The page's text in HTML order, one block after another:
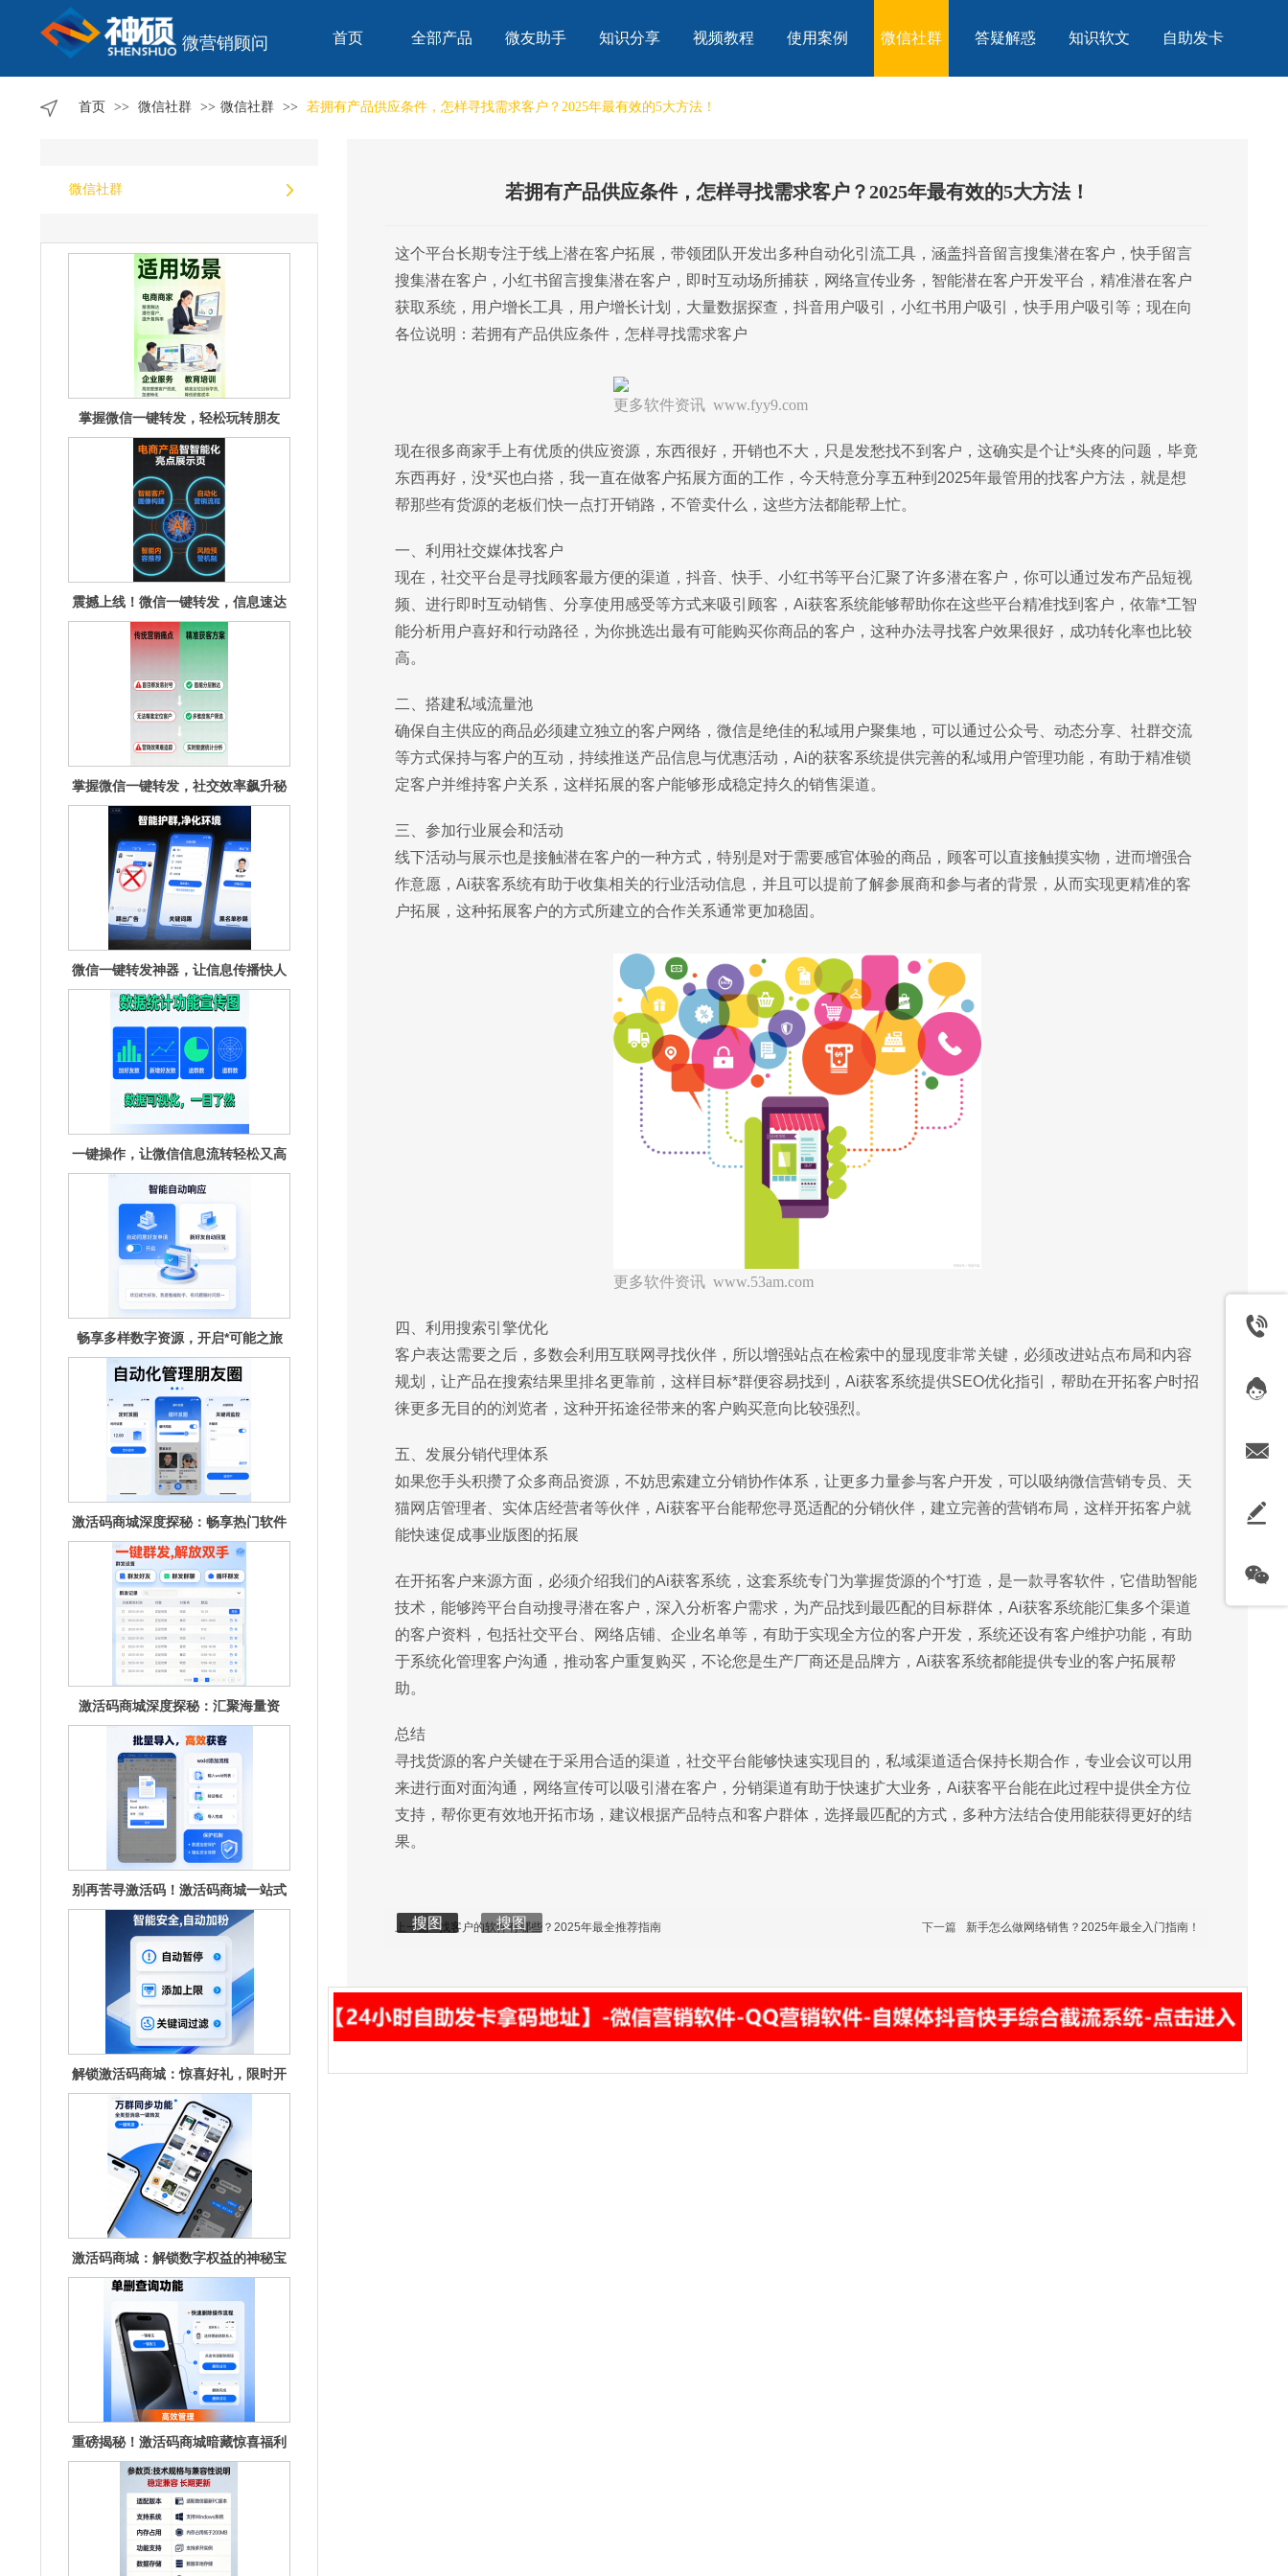
微营销顾问 首页 全部产品 微友助手 知识分享 视频教程 使用案例 微信社群 答疑解惑 知识软文 自助发卡
首页 >> 微信社群 >> 微信社群 >> 若拥有产品供应条件，怎样寻找需求客户？2025年最有效的5大方法！
微信社群
不可思议！微信一键转发的隐藏功能
掌握微信一键转发，轻松玩转朋友
圈！
震撼上线！微信一键转发，信息速达
无延迟！
掌握微信一键转发，社交效率飙升秘
籍揭秘
微信一键转发神器，让信息传播快人
一步！
一键操作，让微信信息流转轻松又高
效
畅享多样数字资源，开启*可能之旅
激活码商城深度探秘：畅享热门软件
的秘钥宝
激活码商城深度探秘：汇聚海量资
源，畅享无
别再苦寻激活码！激活码商城一站式
满足你的
解锁激活码商城：惊喜好礼，限时开
抢！
激活码商城：解锁数字权益的神秘宝
库
重磅揭秘！激活码商城暗藏惊喜福利
待你解锁
若拥有产品供应条件，怎样寻找需求客户？2025年最有效的5大方法！
这个平台长期专注于线上潜在客户拓展，带领团队开发出多种自动化引流工具，涵盖抖音留言搜集潜在客户，快手留言
搜集潜在客户，小红书留言搜集潜在客户，即时互动场所捕获，网络宣传业务，智能潜在客户开发平台，精准潜在客户
获取系统，用户增长工具，用户增长计划，大量数据探查，抖音用户吸引，小红书用户吸引，快手用户吸引等；现在向
各位说明：若拥有产品供应条件，怎样寻找需求客户
编辑 搜图
更多软件资讯 www.fyy9.com
现在很多商家手上有优质的供应资源，东西很好，开销也不大，只是发愁找不到客户，这确实是个让*头疼的问题，毕竟
东西再好，没*买也白搭，我一直在做客户拓展方面的工作，今天特意分享五种到2025年最管用的找客户方法，就是想
帮那些有货源的老板们快一点打开销路，不管卖什么，这些方法都能帮上忙。
一、利用社交媒体找客户
现在，社交平台是寻找顾客最方便的渠道，抖音、快手、小红书等平台汇聚了许多潜在客户，你可以通过发布产品短视
频、进行即时互动销售、分享使用感受等方式来吸引顾客，Ai获客系统能够帮助你在这些平台精准找到客户，依靠*工智
能分析用户喜好和行动路径，为你挑选出最有可能购买你商品的客户，这种办法寻找客户效果很好，成功转化率也比较
高。
二、搭建私域流量池
确保自主供应的商品必须建立独立的客户网络，微信是绝佳的私域用户聚集地，可以通过公众号、动态分享、社群交流
等方式保持与客户的互动，持续推送产品信息与优惠活动，Ai的获客系统提供完善的私域用户管理功能，有助于精准锁
定客户并维持客户关系，这样拓展的客户能够形成稳定持久的销售渠道。
三、参加行业展会和活动
线下活动与展示也是接触潜在客户的一种方式，特别是对于需要感官体验的商品，顾客可以直接触摸实物，进而增强合
作意愿，Ai获客系统有助于收集相关的行业活动信息，并且可以提前了解参展商和参与者的背景，从而实现更精准的客
户拓展，这种拓展客户的方式所建立的合作关系通常更加稳固。
搜图
更多软件资讯 www.53am.com
‍四、利用搜索引擎优化
客户表达需要之后，多数会利用互联网寻找伙伴，所以增强站点在检索中的显现度非常关键，必须改进站点布局和内容
规划，让产品在搜索结果里排名更靠前，这样目标*群便容易找到，Ai获客系统提供SEO优化指引，帮助在开拓客户时招
徕更多无目的的浏览者，这种开拓途径带来的客户购买意向比较强烈。
五、发展分销代理体系
如果您手头积攒了众多商品资源，不妨思索建立分销协作体系，让更多力量参与客户开发，可以吸纳微信营销专员、天
猫网店管理者、实体店经营者等伙伴，Ai获客平台能帮您寻觅适配的分销伙伴，建立完善的营销布局，这样开拓客户就
能快速促成事业版图的拓展
在开拓客户来源方面，必须介绍我们的Ai获客系统，这套系统专门为掌握货源的个*打造，是一款寻客软件，它借助智能
技术，能够跨平台自动搜寻潜在客户，深入分析客户需求，为产品找到最匹配的目标群体，Ai获客系统能汇集多个渠道
的客户资料，包括社交平台、网络店铺、企业名单等，有助于实现全方位的客户开发，系统还设有客户维护功能，有助
于系统化管理客户沟通，推动客户重复购买，不论您是生产厂商还是品牌方，Ai获客系统都能提供专业的客户拓展帮
助。
总结
寻找货源的客户关键在于采用合适的渠道，社交平台能够快速实现目的，私域渠道适合保持长期合作，专业会议可以用
来进行面对面沟通，网络宣传可以吸引潜在客户，分销渠道有助于快速扩大业务，Ai获客平台能在此过程中提供全方位
支持，帮你更有效地开拓市场，建议根据产品特点和客户群体，选择最匹配的方式，多种方法结合使用能获得更好的结
果。
上一篇 找客户的软件有哪些？2025年最全推荐指南 下一篇 新手怎么做网络销售？2025年最全入门指南！